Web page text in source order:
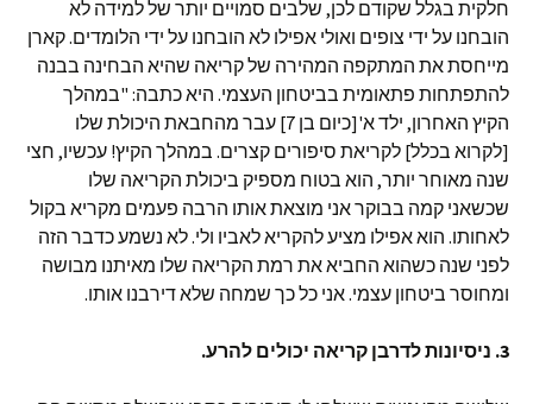
חלקית בגלל שקודם לכן, שלבים סמויים יותר של למידה לא
הובחנו על ידי צופים ואולי אפילו לא הובחנו על ידי הלומדים. קארן
מייחסת את המתקפה המהירה של קריאה שהיא הבחינה בבנה
להתפתחות פתאומית בביטחון העצמי. היא כתבה: "במהלך
הקיץ האחרון, ילד א'[כיום בן 7] עבר מהחבאת היכולת שלו
[לקרוא בכלל] לקריאת סיפורים קצרים. במהלך הקיץ! עכשיו, חצי
שנה מאוחר יותר, הוא בטוח מספיק ביכולת הקריאה שלו
שכשאני קמה בבוקר אני מוצאת אותו הרבה פעמים מקריא בקול
לאחותו. הוא אפילו מציע להקריא לאביו ולי. לא נשמע כדבר הזה
לפני שנה כשהוא החביא את רמת הקריאה שלו מאיתנו מבושה
ומחוסר ביטחון עצמי. אני כל כך שמחה שלא דירבנו אותו.
3. ניסיונות לדרבן קריאה יכולים להרע.